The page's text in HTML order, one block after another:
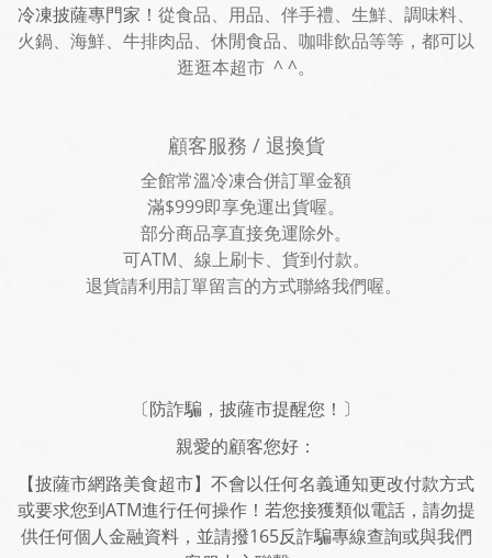
冷凍披薩專門家！ 從食品、用品、伴手禮、生鮮、調味料、
火鍋、海鮮、牛排肉品、休閒食品、咖啡飲品等等，都可以
逛逛本超市 ^ ^。
顧客服務 / 退換貨
全館常溫冷凍合併訂單金額
滿$999即享免運出貨喔。
部分商品享直接免運除外。
可ATM、線上刷卡、貨到付款。
退貨請利用訂單留言的方式聯絡我們喔。
〔防詐騙，披薩市提醒您！〕
親愛的顧客您好：
【披薩市網路美食超市】不會以任何名義通知更改付款方式
或要求您到ATM進行任何操作！若您接獲類似電話，請勿提
供任何個人金融資料，並請撥165反詐騙專線查詢或與我們